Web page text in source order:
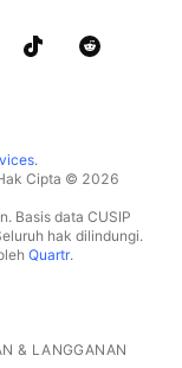
.
Cipta © 2026
Basis data CUSIP
hak dilindungi.
Quartr.
& LANGGANAN